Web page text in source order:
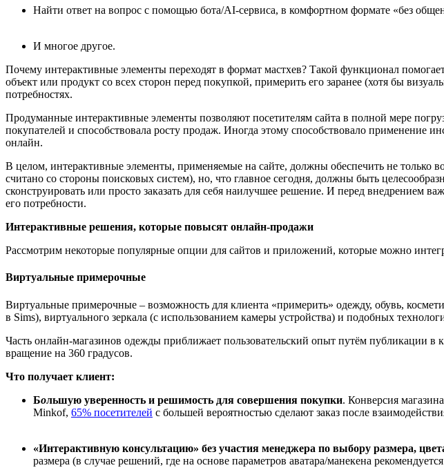
Найти ответ на вопрос с помощью бота/AI-сервиса, в комфортном формате «без
И многое другое.
Почему интерактивные элементы переходят в формат мастхев? Такой функционал
объект или продукт со всех сторон перед покупкой, примерить его заранее (хотя бы
потребностях.
Продуманные интерактивные элементы позволяют посетителям сайта в полной мере
покупателей и способствовала росту продаж. Иногда этому способствовало применение
онлайн.
В целом, интерактивные элементы, применяемые на сайте, должны обеспечить не только
считано со стороны поисковых систем), но, что главное сегодня, должны быть
сконструировать или просто заказать для себя наилучшее решение. И перед внедрением
его потребности.
Интерактивные решения, которые повысят онлайн-продажи
Рассмотрим некоторые популярные опции для сайтов и приложений, которые можно
Виртуальные примерочные
Виртуальные примерочные – возможность для клиента «примерить» одежду, обувь,
в Sims), виртуального зеркала (с использованием камеры устройства) и подобных
Часть онлайн-магазинов одежды приближает пользовательский опыт путём публикации в
вращение на 360 градусов.
Что получает клиент:
Большую уверенность и решимость для совершения покупки. Конверсия
Minkof, 65% посетителей с большей вероятностью сделают заказ после
«Интерактивную консультацию» без участия менеджера по выбору размера,
размера (в случае решений, где на основе параметров аватара/манекена